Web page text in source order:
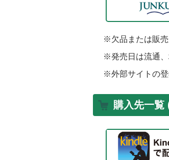
※欠品または販売
※発売日は流通、
※外部サイトの登
購入先一覧